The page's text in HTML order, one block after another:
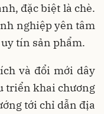
đặc biệt là chè.
nghiệp yên tâm
tín sản phẩm.
và đổi mới dây
triển khai chương
tới chỉ dẫn địa